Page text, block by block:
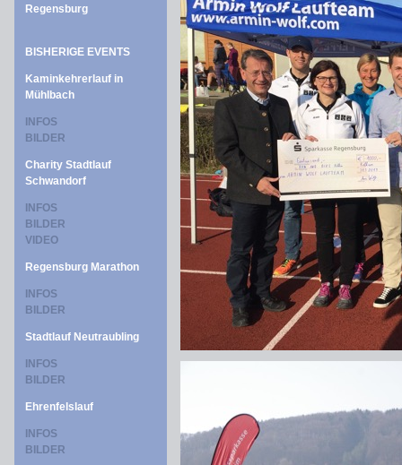
Regensburg
BISHERIGE EVENTS
Kaminkehrerlauf in
Mühlbach
INFOS
BILDER
Charity Stadtlauf
Schwandorf
INFOS
BILDER
VIDEO
Regensburg Marathon
INFOS
BILDER
Stadtlauf Neutraubling
INFOS
BILDER
Ehrenfelslauf
INFOS
BILDER